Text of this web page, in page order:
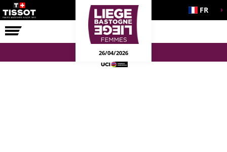
COURSE FR
26/04/2026